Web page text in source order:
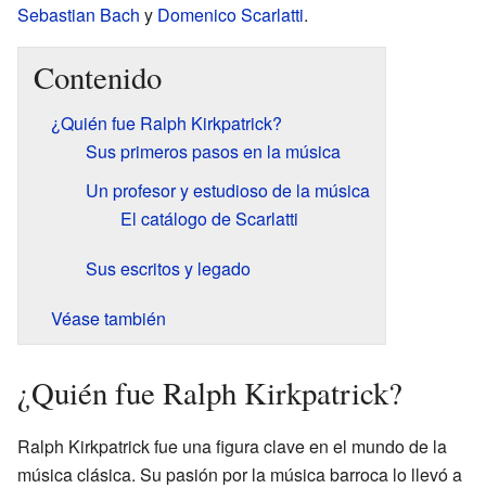
Sebastian Bach y Domenico Scarlatti.
Contenido
¿Quién fue Ralph Kirkpatrick?
Sus primeros pasos en la música
Un profesor y estudioso de la música
El catálogo de Scarlatti
Sus escritos y legado
Véase también
¿Quién fue Ralph Kirkpatrick?
Ralph Kirkpatrick fue una figura clave en el mundo de la
música clásica. Su pasión por la música barroca lo llevó a